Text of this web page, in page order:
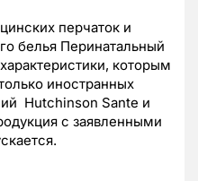
перчаток и
белья Перинатальный
которым
иностранных
Hutchinson Sante и
с заявленными